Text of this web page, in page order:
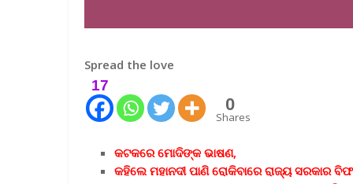
Spread the love
17
0
Shares
କଟକରେ ମୋଦିଙ୍କ ଭାଷଣ,
କହିଲେ ମହାନଦୀ ପାଣି ରୋକିବାରେ ରାଜ୍ୟ ସରକାର